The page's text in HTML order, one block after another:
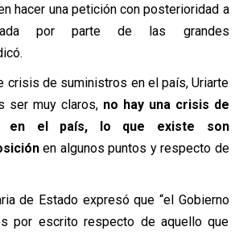
hacer una petición con posterioridad a
por parte de las grandes
crisis de suministros en el país, Uriarte
ser muy claros, no hay una crisis de
en el país, lo que existe son
en algunos puntos y respecto de
de Estado expresó que “el Gobierno
por escrito respecto de aquello que